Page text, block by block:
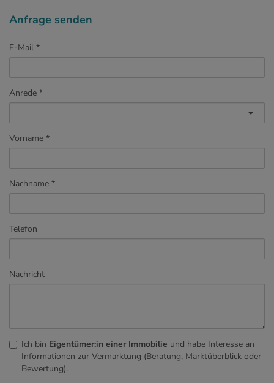
Anfrage senden
E-Mail
Anrede
Vorname
Nachname
Telefon
Nachricht
Ich bin Eigentümer:in einer Immobilie und habe Interesse an
Informationen zur Vermarktung (Beratung, Marktüberblick oder
Bewertung).